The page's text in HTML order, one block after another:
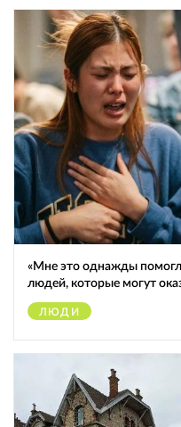
«Мне это однажды
людей, которые могут
ЛЮДИ